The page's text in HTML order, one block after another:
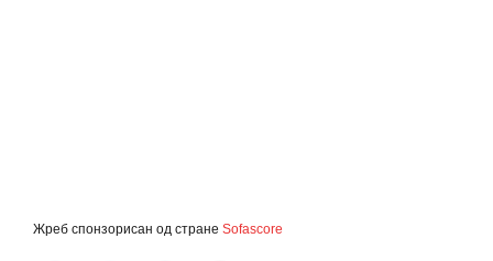
Жреб спонзорисан од стране Sofascore